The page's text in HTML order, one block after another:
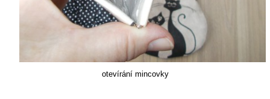
otevírání mincovky